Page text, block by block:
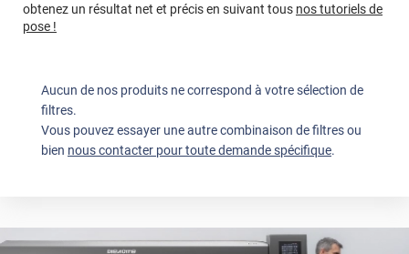
obtenez un résultat net et précis en suivant tous nos tutoriels de
pose !
Aucun de nos produits ne correspond à votre sélection de
filtres.
Vous pouvez essayer une autre combinaison de filtres ou
bien nous contacter pour toute demande spécifique.